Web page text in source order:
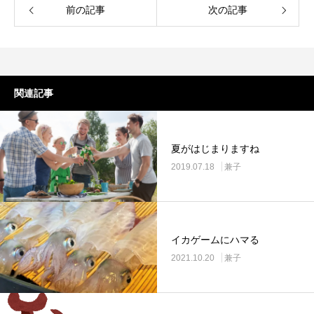
前の記事 次の記事
関連記事
夏がはじまりますね
2019.07.18 兼子
イカゲームにハマる
2021.10.20 兼子